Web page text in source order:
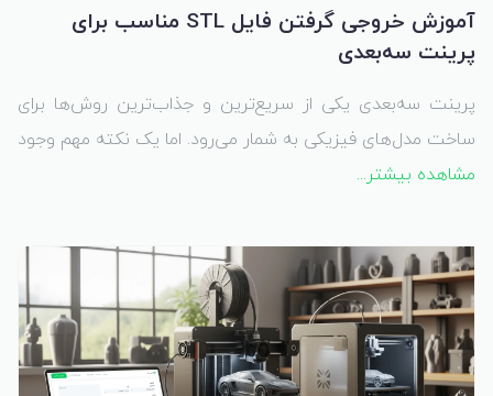
آموزش خروجی گرفتن فایل STL مناسب برای
پرینت سه‌بعدی
پرینت سه‌بعدی یکی از سریع‌ترین و جذاب‌ترین روش‌ها برای
ساخت مدل‌های فیزیکی به شمار می‌رود. اما یک نکته مهم وجود
دارد: کیفیت پرینت کاملاً به کیفیت فایل سه‌بعدی شما بستگی
مشاهده بیشتر...